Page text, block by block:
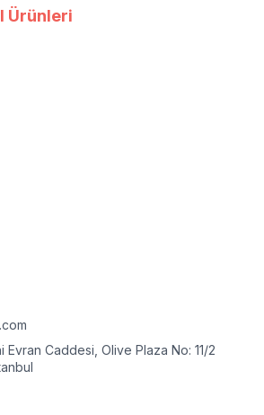
Ürünleri
Evran Caddesi, Olive Plaza No: 11/2